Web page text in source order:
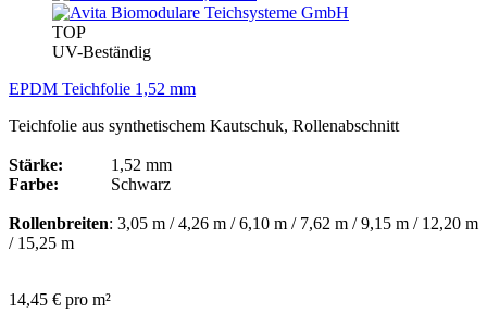
TOP
UV-Beständig
EPDM Teichfolie 1,52 mm
Teichfolie aus synthetischem Kautschuk, Rollenabschnitt
Stärke:
1,52 mm
Farbe:
Schwarz
Rollenbreiten: 3,05 m / 4,26 m / 6,10 m / 7,62 m / 9,15 m / 12,20 m
/ 15,25 m
14,45 € pro m²